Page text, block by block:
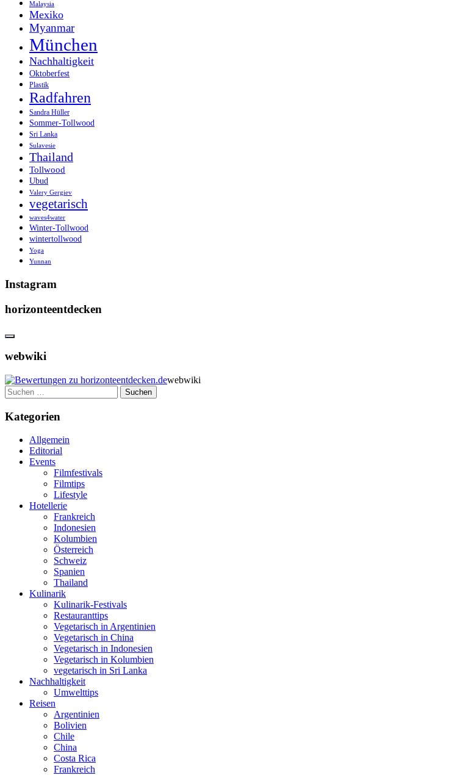
Malaysia
Mexiko
Myanmar
München
Nachhaltigkeit
Oktoberfest
Plastik
Radfahren
Sandra Hüller
Sommer-Tollwood
Sri Lanka
Sulavesie
Thailand
Tollwood
Ubud
Valery Gergiev
vegetarisch
waves4water
Winter-Tollwood
wintertollwood
Yoga
Yunnan
Instagram
horizonteentdecken
webwiki
webwiki
Suchen
nach:
Kategorien
Allgemein
Editorial
Events
Filmfestivals
Filmtips
Lifestyle
Hotellerie
Frankreich
Indonesien
Kolumbien
Österreich
Schweiz
Spanien
Thailand
Kulinarik
Kulinarik-Festivals
Restauranttips
Vegetarisch in Argentinien
Vegetarisch in China
Vegetarisch in Indonesien
Vegetarisch in Kolumbien
vegetarisch in Sri Lanka
Nachhaltigkeit
Umwelttips
Reisen
Argentinien
Bolivien
Chile
China
Costa Rica
Frankreich